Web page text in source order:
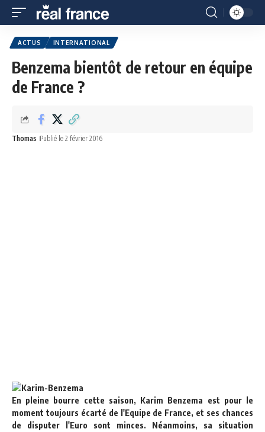
ACTUS INTERNATIONAL
Benzema bientôt de retour en équipe
de France ?
Thomas Publié le 2 février 2016
En pleine bourre cette saison, Karim Benzema est pour le
moment toujours écarté de l'Equipe de France, et ses chances
de disputer l'Euro sont minces. Néanmoins, sa situation